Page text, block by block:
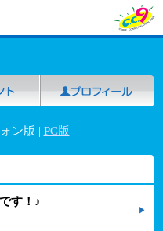
ン版 | PC版
す！♪